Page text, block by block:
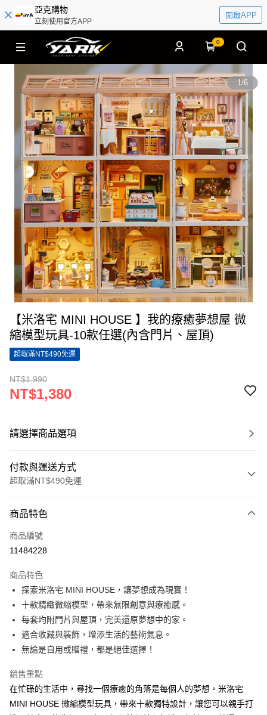
亞克購物
立刻使用官方APP
開啟APP
0
1/6
【米洛宅 MINI HOUSE 】我的療癒夢想屋 微
縮模型玩具-10款任選(內含門片、屋頂)
超取滿NT$490免運
NT$1,990
NT$1,380
請選擇商品選項
付款與運送方式
超取滿NT$490免運
信用卡一次付款
信用卡分期付款
合作金庫商業銀行
華南商業銀行
彰化商業銀行
上海商業儲蓄銀行
台北富邦商業銀行
國泰世華商業銀行
兆豐國際商業銀行
臺灣中小企業銀行
台中商業銀行
匯豐（台灣）商業銀行
聯邦商業銀行
元大商業銀行
台新國際商業銀行
中國信託商業銀行
台灣樂天信用卡公司
6 期 0 利率 每期
華南商業銀行
彰化商業銀行
上海商業儲蓄銀行
台北富邦商業銀行
國泰世華商業銀行
兆豐國際商業銀行
臺灣中小企業銀行
台中商業銀行
聯邦商業銀行
元大商業銀行
永豐商業銀行
玉山商業銀行
星展（台灣）商業銀行
12 期 0 利率 每期 NT$115
合作金庫商業銀行
第一商業銀行
上海商業儲蓄銀行
台北富邦商業銀行
國泰世華商業銀行
兆豐國際商業銀行
匯豐（台灣）商業銀行
聯邦商業銀行
遠東國際商業銀行
元大商業銀行
永豐商業銀行
24 期 0 利率 每期NT$57
合作金庫商業銀行
第一商業銀行
華南商業銀行
彰化商業銀行
兆豐國際商業銀行
台中商業銀行
匯豐（台灣）商業銀行
華泰商業銀行
聯邦商業銀行
遠東國際商業銀行
元大商業銀行
超商取貨付款
Apple Pay
街口支付
商品特色
商品編號
11484228
商品特色
探索米洛宅 MINI HOUSE，讓夢想成為現實！
十款精緻微縮模型，帶來無限創意與療癒感。
每套均附門片與屋頂，完美還原夢想中的家。
適合收藏與裝飾，增添生活的藝術氣息。
無論是自用或贈禮，都是絕佳選擇！
銷售重點
在忙碌的生活中，尋找一個療癒的角落是每個人的夢想。米洛宅
MINI HOUSE 微縮模型玩具，帶來十款獨特設計，讓您可以親手打